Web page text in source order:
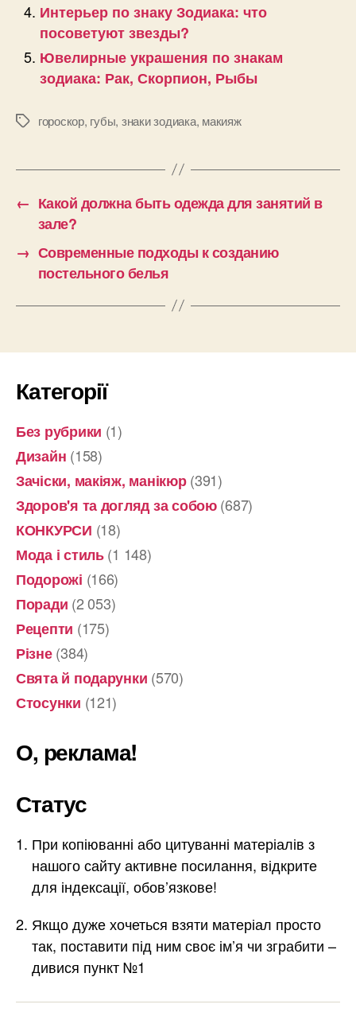
Интерьер по знаку Зодиака: что
посоветуют звезды?
Ювелирные украшения по знакам
зодиака: Рак, Скорпион, Рыбы
Позначки
гороскор, губы, знаки зодиака, макияж
← Какой должна быть одежда для занятий в
зале?
→ Современные подходы к созданию
постельного белья
Категорії
Без рубрики (1)
Дизайн (158)
Зачіски, макіяж, манікюр(391)
Здоров'я та догляд за собою(687)
КОНКУРСИ (18)
Мода і стиль(1 148)
Подорожі (166)
Поради (2 053)
Рецепти (175)
Різне(384)
Свята й подарунки (570)
Стосунки (121)
О, реклама!
Статус
При копіюванні або цитуванні матеріалів з
нашого сайту активне посилання, відкрите
для індексації, обов’язкове!
Якщо дуже хочеться взяти матеріал просто
так, поставити під ним своє ім’я чи зграбити –
дивися пункт №1